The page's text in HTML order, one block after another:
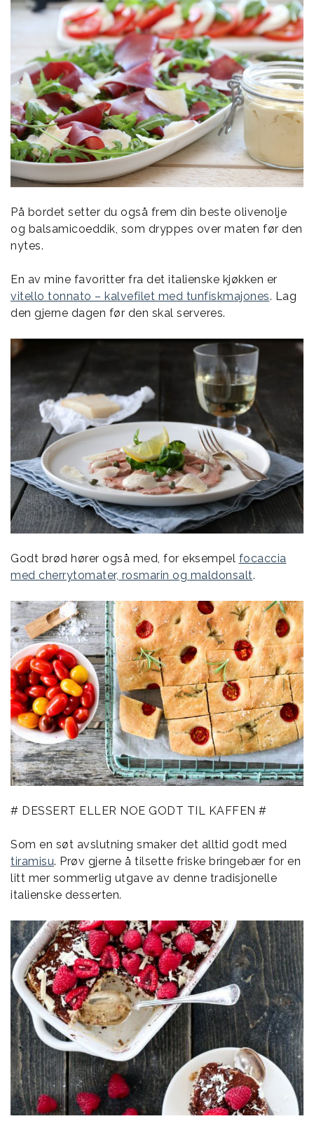
På bordet setter du også frem din beste olivenolje
og balsamicoeddik, som dryppes over maten før den
nytes.
En av mine favoritter fra det italienske kjøkken er
vitello tonnato – kalvefilet med tunfiskmajones. Lag
den gjerne dagen før den skal serveres.
Godt brød hører også med, for eksempel focaccia
med cherrytomater, rosmarin og maldonsalt.
# DESSERT ELLER NOE GODT TIL KAFFEN #
Som en søt avslutning smaker det alltid godt med
tiramisu. Prøv gjerne å tilsette friske bringebær for en
litt mer sommerlig utgave av denne tradisjonelle
italienske desserten.